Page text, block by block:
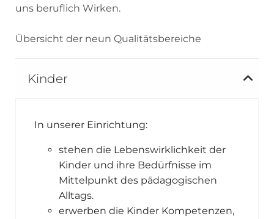
uns beruflich Wirken.
Übersicht der neun Qualitätsbereiche
Kinder
In unserer Einrichtung:
stehen die Lebenswirklichkeit der
Kinder und ihre Bedürfnisse im
Mittelpunkt des pädagogischen
Alltags.
erwerben die Kinder Kompetenzen,